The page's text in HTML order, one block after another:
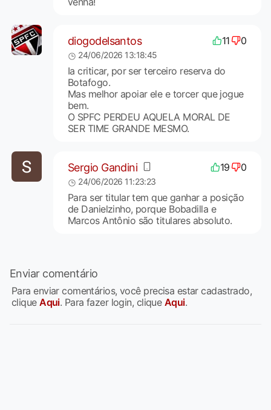
diogodelsantos 11 0
24/06/2026 13:18:45
Ia criticar, por ser terceiro reserva do
Botafogo.
Mas melhor apoiar ele e torcer que jogue
bem.
O SPFC PERDEU AQUELA MORAL DE
SER TIME GRANDE MESMO.
Sergio Gandini 19 0
24/06/2026 11:23:23
Para ser titular tem que ganhar a posição
de Danielzinho, porque Bobadilla e
Marcos Antônio são titulares absoluto.
Enviar comentário
Para enviar comentários, você precisa estar cadastrado,
cliqueAqui. Para fazer login, clique Aqui.